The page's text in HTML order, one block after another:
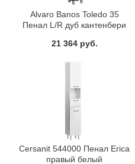
Alvaro Banos Toledo 35
Пенал L/R дуб кантенбери
21 364 руб.
Cersanit 544000 Пенал Erica
правый белый